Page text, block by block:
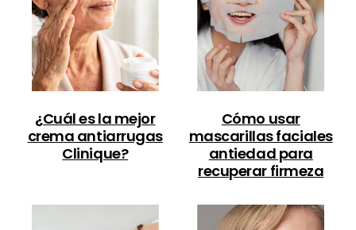
¿Cuál es la mejor
crema antiarrugas
Clinique?
Cómo usar
mascarillas faciales
antiedad para
recuperar firmeza